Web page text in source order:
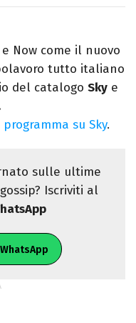
all'IED
specializza poi in
Giornalismo e
testate ed uffici
Now come il nuovo
tutto italiano
del catalogo Sky e
su Sky.
sulle ultime
Iscriviti al